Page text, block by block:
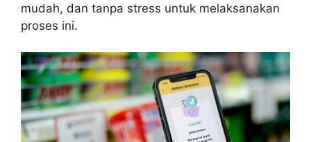
mudah, dan tanpa stress untuk melaksanakan
proses ini.